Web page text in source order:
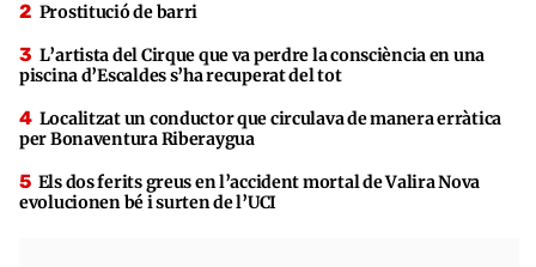
Prostitució de barri
L’artista del Cirque que va perdre la consciència en una
piscina d’Escaldes s’ha recuperat del tot
Localitzat un conductor que circulava de manera erràtica
per Bonaventura Riberaygua
Els dos ferits greus en l’accident mortal de Valira Nova
evolucionen bé i surten de l’UCI